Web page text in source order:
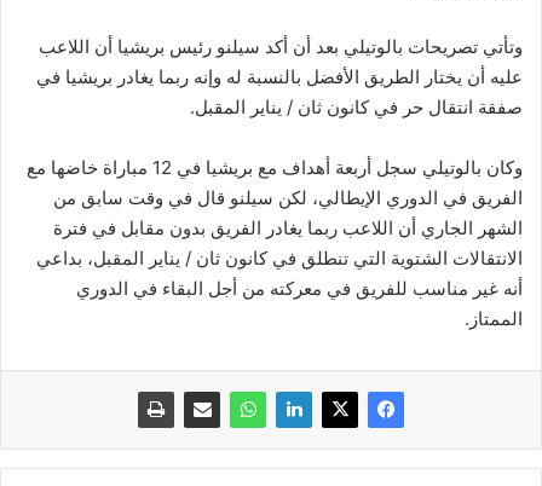
وتأتي تصريحات بالوتيلي بعد أن أكد سيلنو رئيس بريشيا أن اللاعب
عليه أن يختار الطريق الأفضل بالنسبة له وإنه ربما يغادر بريشيا في
صفقة انتقال حر في كانون ثان / يناير المقبل.
وكان بالوتيلي سجل أربعة أهداف مع بريشيا في 12 مباراة خاضها مع
الفريق في الدوري الإيطالي، لكن سيلنو قال في وقت سابق من
الشهر الجاري أن اللاعب ربما يغادر الفريق بدون مقابل في فترة
الانتقالات الشتوية التي تنطلق في كانون ثان / يناير المقبل، بداعي
أنه غير مناسب للفريق في معركته من أجل البقاء في الدوري
الممتاز.